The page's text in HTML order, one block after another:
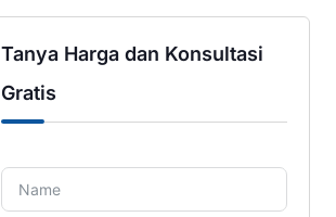
Tanya Harga dan Konsultasi
Gratis